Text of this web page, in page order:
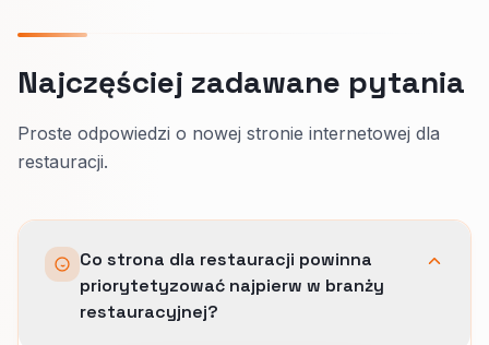
Najczęściej zadawane pytania
Proste odpowiedzi o nowej stronie internetowej dla
restauracji.
Co strona dla restauracji powinna
priorytetyzować najpierw w branży
restauracyjnej?